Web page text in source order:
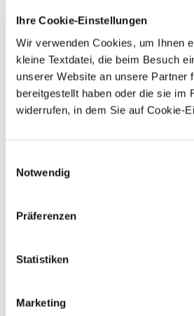
Ihre Cookie-Einstellungen
Wir verwenden Cookies, um Ihnen
kleine Textdatei, die beim Besuch
unserer Website an unsere
bereitgestellt haben oder die sie im
widerrufen, in dem Sie auf Cookie-
Notwendig
Präferenzen
Statistiken
Marketing